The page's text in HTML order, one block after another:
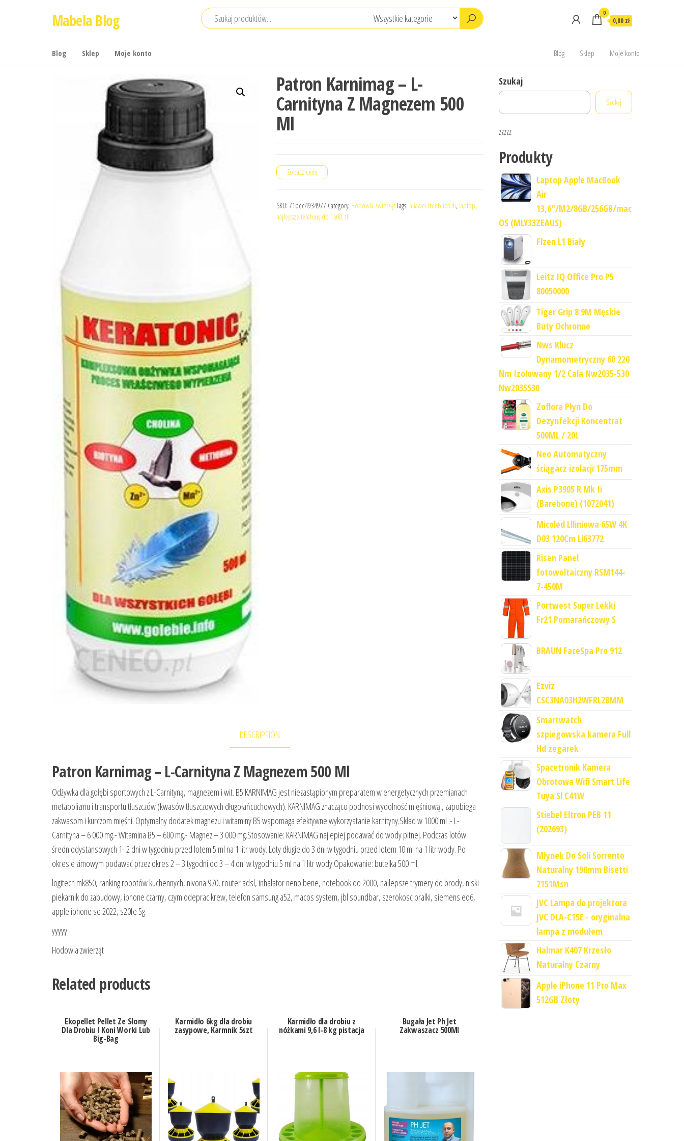
Mabela Blog 0
0,00 zł
Blog Sklep Moje konto Blog Sklep Moje konto
Patron Karnimag – L-
Carnityna Z Magnezem 500
Ml
Zobacz cenę
SKU: 71bee4934977 Category: Hodowla zwierzątTags: huawei freebuds 4i, laptop,
najlepsze telefony do 1500 zł
DESCRIPTION
Patron Karnimag – L-Carnityna Z Magnezem 500 Ml
Odżywka dla gołębi sportowych z L-Carnityną, magnezem i wit. B5.KARNIMAG jest niezastąpionym preparatem w energetycznych przemianach
metabolizmu i transportu tłuszczów (kwasów tłuszczowych długołańcuchowych). KARNIMAG znacząco podnosi wydolność mięśniową , zapobiega
zakwasom i kurczom mięśni. Optymalny dodatek magnezu i witaminy B5 wspomaga efektywne wykorzystanie karnityny.Skład w 1000 ml :- L-
Carnityna – 6 000 mg.- Witamina B5 – 600 mg.- Magnez – 3 000 mg.Stosowanie: KARNIMAG najlepiej podawać do wody pitnej. Podczas lotów
średniodystansowych 1- 2 dni w tygodniu przed lotem 5 ml na 1 litr wody. Loty długie do 3 dni w tygodniu przed lotem 10 ml na 1 litr wody. Po
okresie zimowym podawać przez okres 2 – 3 tygodni od 3 – 4 dni w tygodniu 5 ml na 1 litr wody.Opakowanie: butelka 500 ml.
logitech mk850, ranking robotów kuchennych, nivona 970, router adsl, inhalator neno bene, notebook do 2000, najlepsze trymery do brody, niski
piekarnik do zabudowy, iphone czarny, czym odeprac krew, telefon samsung a52, macos system, jbl soundbar, szerokosc pralki, siemens eq6,
apple iphone se 2022, s20fe 5g
yyyyy
Hodowla zwierząt
Related products
Ekopellet Pellet Ze Słomy
Dla Drobiu I Koni Worki Lub
Big-Bag
Karmidło 6kg dla drobiu
zasypowe, Karmnik 5szt
Karmidło dla drobiu z
nóżkami 9,6 l-8 kg pistacja
Bugała Jet Ph Jet
Zakwaszacz 500Ml
Szukaj
Szukaj
zzzzz
Produkty
Laptop Apple MacBook
Air
13,6"/M2/8GB/256GB/mac
OS (MLY33ZEAUS)
Flzen L1 Biały
Leitz IQ Office Pro P5
80050000
Tiger Grip 8 9M Męskie
Buty Ochronne
Nws Klucz
Dynamometryczny 60 220
Nm Izolowany 1/2 Cala Nw2035-530
Nw2035530
Zoflora Płyn Do
Dezynfekcji Koncentrat
500ML / 20L
Neo Automatyczny
ściągacz izolacji 175mm
Axis P3905 R Mk Ii
(Barebone) (1072041)
Micoled Llliniowa 65W 4K
D03 120Cm Ll63772
Risen Panel
fotowoltaiczny RSM144-
7-450M
Portwest Super Lekki
Fr21 Pomarańczowy S
BRAUN FaceSpa Pro 912
Ezviz
CSC3NA03H2WFRL28MM
Smartwatch
szpiegowska kamera Full
Hd zegarek
Spacetronik Kamera
Obrotowa Wifi Smart Life
Tuya Sl C41W
Stiebel Eltron PEB 11
(202693)
Młynek Do Soli Sorrento
Naturalny 190mm Bisetti
7151Msn
JVC Lampa do projektora
JVC DLA-C15E - oryginalna
lampa z modułem
Halmar K407 Krzesło
Naturalny Czarny
Apple iPhone 11 Pro Max
512GB Złoty